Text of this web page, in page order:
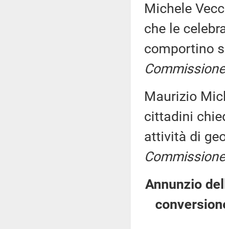
Michele
che le
comportino
Maurizio
cittadini
attività di
Annunzio